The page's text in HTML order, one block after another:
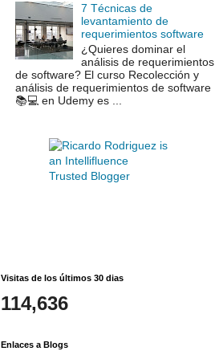
7 Técnicas de
levantamiento de
requerimientos software
¿Quieres dominar el
análisis de requerimientos
de software? El curso Recolección y
análisis de requerimientos de software
📚💻 en Udemy es ...
Visitas de los últimos 30 dias
114,636
Enlaces a Blogs